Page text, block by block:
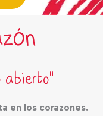
abierto"
en los corazones.